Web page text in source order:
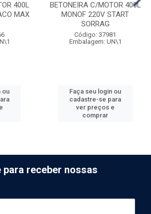
400L
MAX
ou
BETONEIRA C/MOTOR 400L
MONOF 220V START
SORRAG
Código: 37981
Embalagem: UN\1
Faça seu login ou
cadastre-se para
ver preços e
comprar
receber nossas